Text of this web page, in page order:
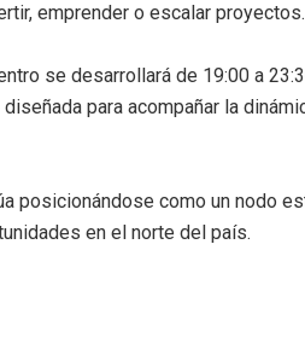
emprender o escalar proyectos.
se desarrollará de 19:00 a
para acompañar la
posicionándose como un nodo
en el norte del país.